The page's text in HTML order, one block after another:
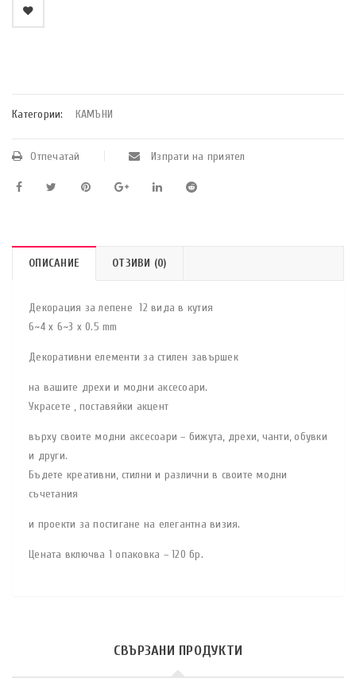
Категории: КАМЪНИ
Отпечатай Изпрати на приятел
ОПИСАНИЕ ОТЗИВИ (0)
Декорация за лепене 12 вида в кутия
6~4 x 6~3 x 0.5 mm
Декоративни елементи за стилен завършек
на вашите дрехи и модни аксесоари.
Украсете , поставяйки акцент
върху своите модни аксесоари – бижута, дрехи, чанти, обувки
и други.
Бъдете креативни, стилни и различни в своите модни
съчетания
и проекти за постигане на елегантна визия.
Цената включва 1 опаковка – 120 бр.
СВЪРЗАНИ ПРОДУКТИ